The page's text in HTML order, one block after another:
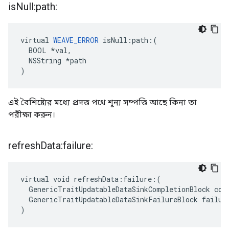
isNull:path:
virtual WEAVE_ERROR isNull:path:(
  BOOL *val,
  NSString *path
)
এই বৈশিষ্ট্যের মধ্যে প্রদত্ত পথে শূন্য সম্পত্তি আছে কিনা তা
পরীক্ষা করুন।
refreshData:failure:
virtual void refreshData:failure:(
GenericTraitUpdatableDataSinkCompletionBlock
GenericTraitUpdatableDataSinkFailureBlock
)